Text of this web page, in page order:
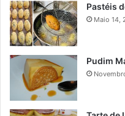
Pastéis
Maio 14,
Pudim